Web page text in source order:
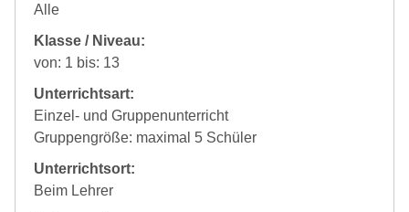
Alle
Klasse / Niveau:
von: 1 bis: 13
Unterrichtsart:
Einzel- und Gruppenunterricht
Gruppengröße: maximal 5 Schüler
Unterrichtsort:
Beim Lehrer